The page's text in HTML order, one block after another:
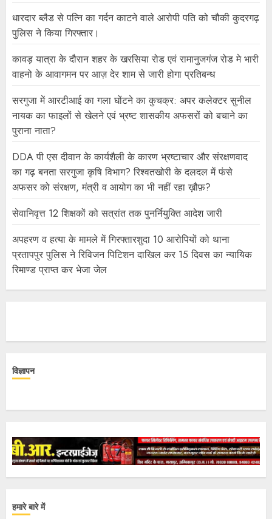
धारदार ब्लैड से पत्नि का गर्दन काटने वाले आरोपी पति को चौकी कुदरगढ़
पुलिस ने किया गिरफ्तार।
कावड़ यात्रा के दौरान शहर के खरसिया रोड एवं रामानुजगंज रोड मे भारी
वाहनो के आवागमन पर आज़ देर शाम से जारी होगा प्रतिबन्ध
सरगुजा में आरटीआई का गला घोंटने का कुचक्र: अपर कलेक्टर सुनील
नायक का फाइलों से खेलने एवं भ्रष्ट शासकीय अफसरों को बचाने का
पुराना नाता?
DDA पी एस दीवान के कार्यशैली के कारण भ्रष्टाचार और संरक्षणवाद
का गढ़ बनता सरगुजा कृषि विभाग? रिश्वतखोरी के दलदल में फंसे
अफसर को संरक्षण, मंत्री व आयोग का भी नहीं रहा ख़ौफ़?
सेवानिवृत्त 12 शिक्षकों को सत्रांत तक पुनर्नियुक्ति आदेश जारी
अपहरण व हत्या के मामले में गिरफ्तारशुदा 10 आरोपियों को थाना
प्रतापपुर पुलिस ने रिविजन पिटिशन दाखिल कर 15 दिवस का न्यायिक
रिमाण्ड प्राप्त कर भेजा जेल
विज्ञापन
हमारे बारे में